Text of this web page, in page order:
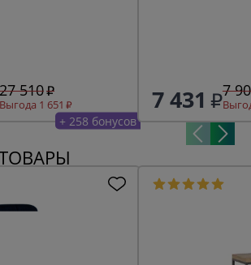
27 510
Выгода 1 651
+ 258 бонусов
7 431 7